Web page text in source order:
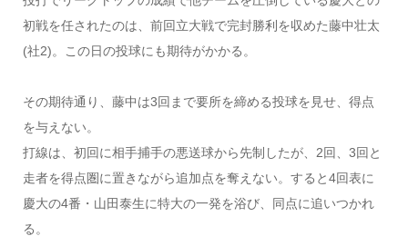
初戦を任されたのは、前回立大戦で完封勝利を収めた藤中壮太
(社2)。この日の投球にも期待がかかる。
その期待通り、藤中は3回まで要所を締める投球を見せ、得点
を与えない。
打線は、初回に相手捕手の悪送球から先制したが、2回、3回と
走者を得点圏に置きながら追加点を奪えない。すると4回表に
慶大の4番・山田泰生に特大の一発を浴び、同点に追いつかれ
る。